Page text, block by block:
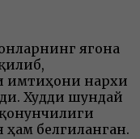
ягона
имтиҳони нархи
Худди шундай
ҳам белгиланган.